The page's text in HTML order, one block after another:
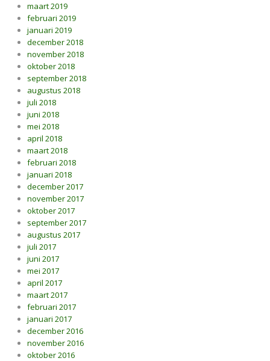
maart 2019
februari 2019
januari 2019
december 2018
november 2018
oktober 2018
september 2018
augustus 2018
juli 2018
juni 2018
mei 2018
april 2018
maart 2018
februari 2018
januari 2018
december 2017
november 2017
oktober 2017
september 2017
augustus 2017
juli 2017
juni 2017
mei 2017
april 2017
maart 2017
februari 2017
januari 2017
december 2016
november 2016
oktober 2016